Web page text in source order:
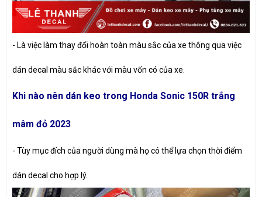
- Là việc làm thay đổi hoàn toàn màu sắc của xe thông qua việc
dán decal màu sắc khác với màu vốn có của xe.
Khi nào nên dán keo trong Honda Sonic 150R trắng
mâm đỏ 2023
- Tùy mục đích của người dùng mà họ có thể lựa chọn thời điểm
dán decal cho hợp lý.